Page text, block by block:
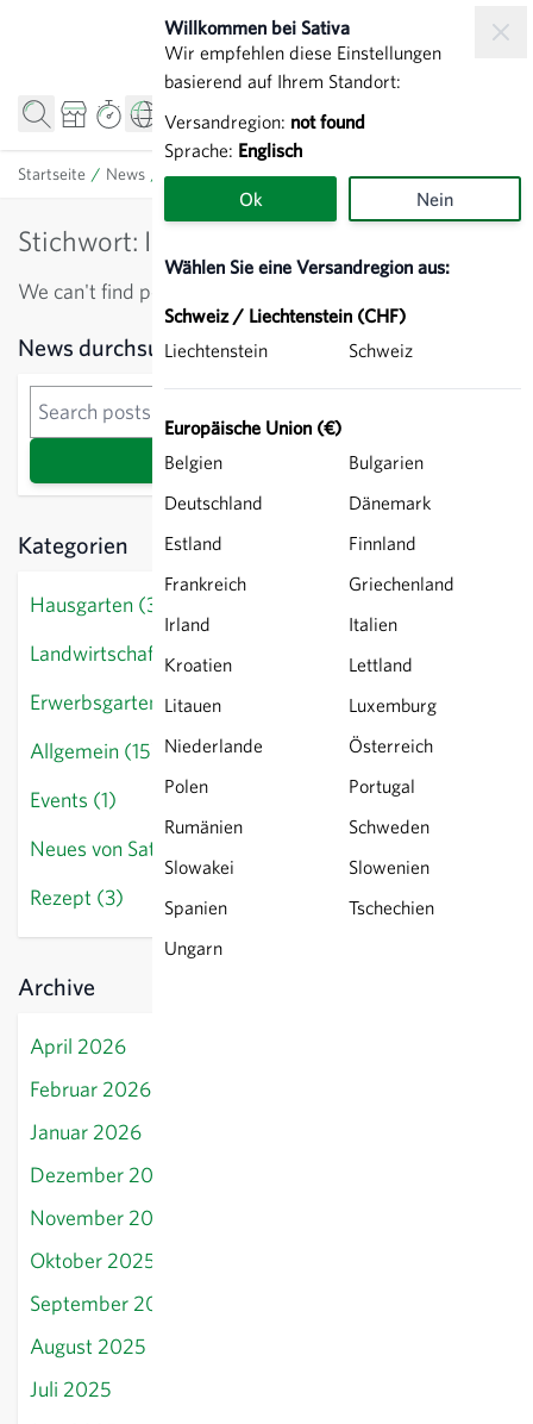
Willkommen bei Sativa
Wir empfehlen diese Einstellungen
basierend auf Ihrem Standort:
Versandregion: not found
Sprache: Englisch
Ok Nein
Wählen Sie eine Versandregion aus:
Schweiz / Liechtenstein (CHF)
Liechtenstein
Schweiz
Europäische Union (€)
Belgien
Bulgarien
Deutschland
Dänemark
Estland
Finnland
Frankreich
Griechenland
Irland
Italien
Kroatien
Lettland
Litauen
Luxemburg
Niederlande
Österreich
Polen
Portugal
Rumänien
Schweden
Slowakei
Slowenien
Spanien
Tschechien
Ungarn
Startseite / News Stichwort: Ingegneria genetica
Stichwort: Ingegneria genetica
Sidebar
News durchsuchen
News durchsuchen
Kategorien
Hausgarten (34)
Landwirtschaft (7)
Erwerbsgarten (12)
Allgemein (15)
Events (1)
Neues von Sativa (9)
Rezept (3)
Archive
April 2026
Februar 2026
Januar 2026
Dezember 2025
November 2025
Oktober 2025
September 2025
August 2025
Juli 2025
We can't find posts matching the selection.